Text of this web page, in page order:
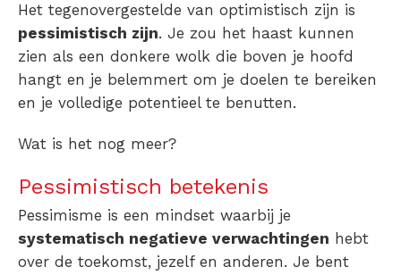
Het tegenovergestelde van optimistisch zijn is
pessimistisch zijn. Je zou het haast kunnen
zien als een donkere wolk die boven je hoofd
hangt en je belemmert om je doelen te bereiken
en je volledige potentieel te benutten.
Wat is het nog meer?
Pessimistisch betekenis
Pessimisme is een mindset waarbij je
systematisch negatieve verwachtingen hebt
over de toekomst, jezelf en anderen. Je bent